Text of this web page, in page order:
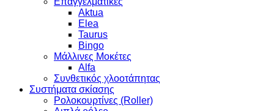
Aktua
Elea
Taurus
Bingo
Μάλλινες Μοκέτες
Alfa
Συνθετικός χλοοτάπητας
Συστήματα σκίασης
Ρολοκουρτίνες (Roller)